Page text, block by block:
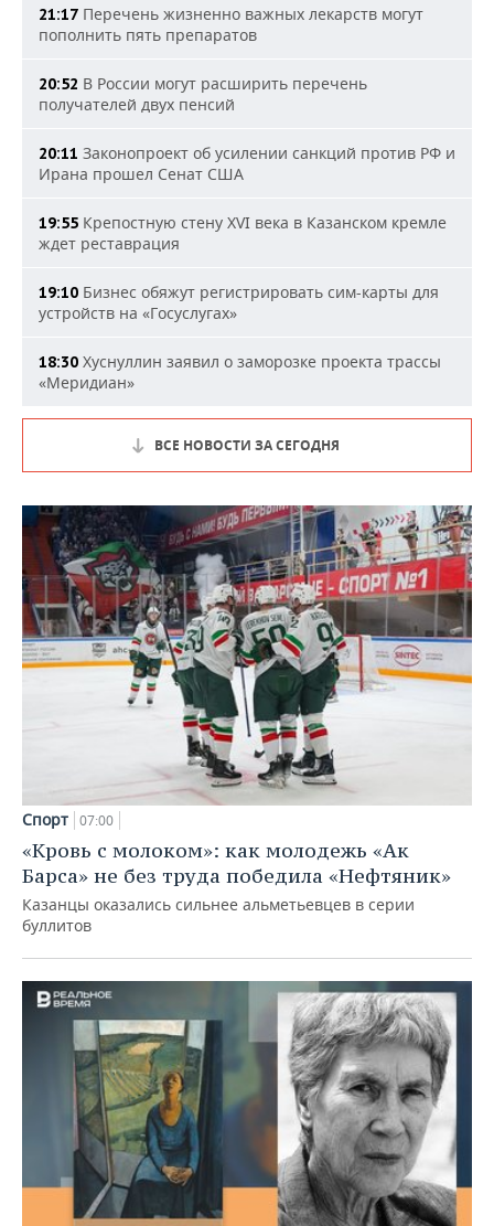
21:17 Перечень жизненно важных лекарств могут
пополнить пять препаратов
20:52 В России могут расширить перечень
получателей двух пенсий
20:11 Законопроект об усилении санкций против РФ и
Ирана прошел Сенат США
19:55 Крепостную стену XVI века в Казанском кремле
ждет реставрация
19:10 Бизнес обяжут регистрировать сим-карты для
устройств на «Госуслугах»
18:30 Хуснуллин заявил о заморозке проекта трассы
«Меридиан»
ВСЕ НОВОСТИ ЗА СЕГОДНЯ
Спорт 07:00
«Кровь с молоком»: как молодежь «Ак
Барса» не без труда победила «Нефтяник»
Казанцы оказались сильнее альметьевцев в серии
буллитов